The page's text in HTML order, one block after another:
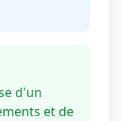
d'un
et de